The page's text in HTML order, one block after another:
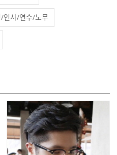
/인사/연수/노무